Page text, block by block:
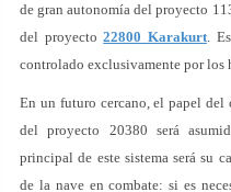
de gran autonomía del proyecto
del proyecto22800 Karakurt.
controlado exclusivamente por los
En un futuro cercano, el papel del
del proyecto 20380 será
principal de este sistema será su
de la nave en combate: si es